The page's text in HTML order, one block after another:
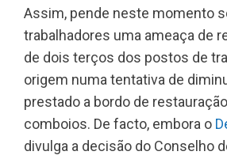
Assim, pende neste momento
trabalhadores uma ameaça de
de dois terços dos postos de
origem numa tentativa de
prestado a bordo de
comboios. De facto, embora o
divulga a decisão do Conselho